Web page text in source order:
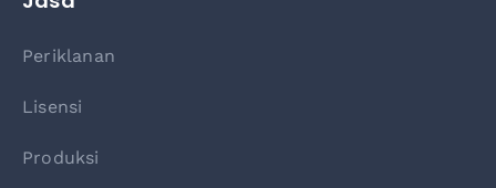
Periklanan
Lisensi
Produksi